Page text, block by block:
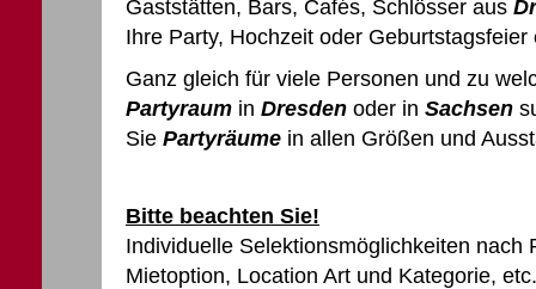
Gaststätten, Bars, Cafés, Schlösser aus
Ihre Party, Hochzeit oder
Ganz gleich für viele Personen und zu
Partyraum in Dresden oder in Sachsen
Sie Partyräume in allen Größen und
Bitte beachten Sie!
Individuelle Selektionsmöglichkeiten nach
Mietoption, Location Art und Kategorie,